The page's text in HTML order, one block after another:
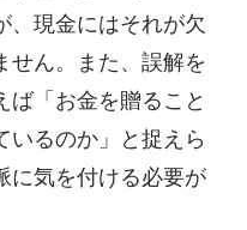
、現金にはそれが欠
せん。また、誤解を
ば「お金を贈ること
いるのか」と捉えら
に気を付ける必要が